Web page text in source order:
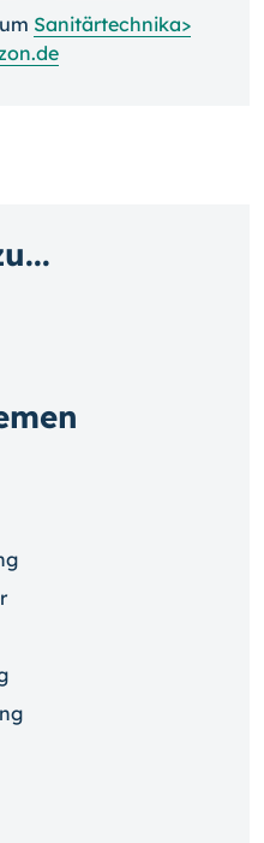
Sanitärtechnika>